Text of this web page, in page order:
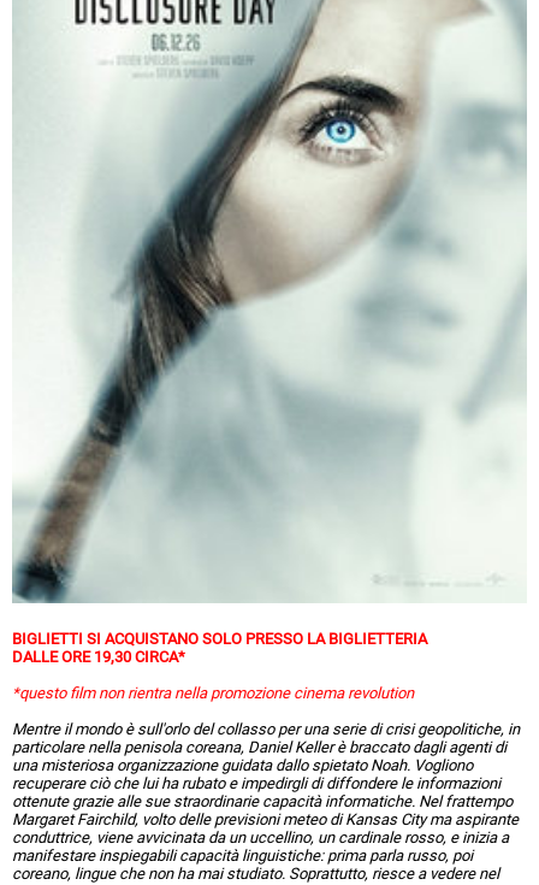
BIGLIETTI SI ACQUISTANO SOLO PRESSO LA BIGLIETTERIA
DALLE ORE 19,30 CIRCA*
*questo film non rientra nella promozione cinema revolution
Mentre il mondo è sull'orlo del collasso per una serie di crisi geopolitiche, in
particolare nella penisola coreana, Daniel Keller è braccato dagli agenti di
una misteriosa organizzazione guidata dallo spietato Noah. Vogliono
recuperare ciò che lui ha rubato e impedirgli di diffondere le informazioni
ottenute grazie alle sue straordinarie capacità informatiche. Nel frattempo
Margaret Fairchild, volto delle previsioni meteo di Kansas City ma aspirante
conduttrice, viene avvicinata da un uccellino, un cardinale rosso, e inizia a
manifestare inspiegabili capacità linguistiche: prima parla russo, poi
coreano, lingue che non ha mai studiato. Soprattutto, riesce a vedere nel